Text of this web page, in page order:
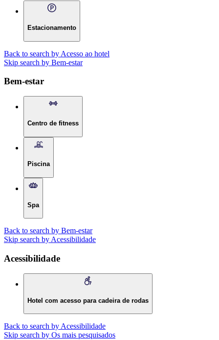
Estacionamento
Back to search by Acesso ao hotel
Skip search by Bem-estar
Bem-estar
Centro de fitness
Piscina
Spa
Back to search by Bem-estar
Skip search by Acessibilidade
Acessibilidade
Hotel com acesso para cadeira de rodas
Back to search by Acessibilidade
Skip search by Os mais pesquisados